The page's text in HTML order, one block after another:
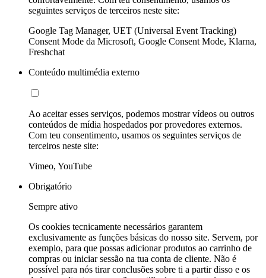
seguintes serviços de terceiros neste site:
Google Tag Manager, UET (Universal Event Tracking)
Consent Mode da Microsoft, Google Consent Mode, Klarna,
Freshchat
Conteúdo multimédia externo
Ao aceitar esses serviços, podemos mostrar vídeos ou outros
conteúdos de mídia hospedados por provedores externos.
Com teu consentimento, usamos os seguintes serviços de
terceiros neste site:
Vimeo, YouTube
Obrigatório
Sempre ativo
Os cookies tecnicamente necessários garantem
exclusivamente as funções básicas do nosso site. Servem, por
exemplo, para que possas adicionar produtos ao carrinho de
compras ou iniciar sessão na tua conta de cliente. Não é
possível para nós tirar conclusões sobre ti a partir disso e os